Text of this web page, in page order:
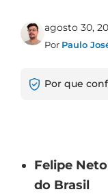
agosto 30,
Por Paulo
Por que
Felipe
do Brasil